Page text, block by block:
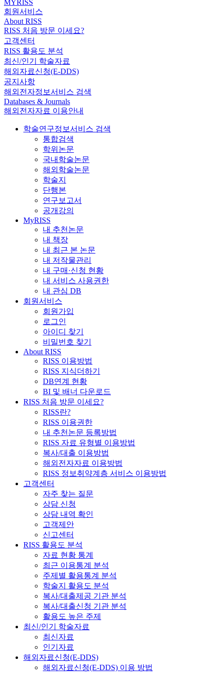
MYRISS
회원서비스
About RISS
RISS 처음 방문 이세요?
고객센터
RISS 활용도 분석
최신/인기 학술자료
해외자료신청(E-DDS)
공지사항
해외전자정보서비스 검색
Databases & Journals
해외전자자료 이용안내
학술연구정보서비스 검색
통합검색
학위논문
국내학술논문
해외학술논문
학술지
단행본
연구보고서
공개강의
MyRISS
내 추천논문
내 책장
내 최근 본 논문
내 저작물관리
내 구매·신청 현황
내 서비스 사용권한
내 관심 DB
회원서비스
회원가입
로그인
아이디 찾기
비밀번호 찾기
About RISS
RISS 이용방법
RISS 지식더하기
DB연계 현황
BI 및 배너 다운로드
RISS 처음 방문 이세요?
RISS란?
RISS 이용권한
내 추천논문 등록방법
RISS 자료 유형별 이용방법
복사/대출 이용방법
해외전자자료 이용방법
RISS 정보취약계층 서비스 이용방법
고객센터
자주 찾는 질문
상담 신청
상담 내역 확인
고객제안
신고센터
RISS 활용도 분석
자료 현황 통계
최근 이용통계 분석
주제별 활용통계 분석
학술지 활용도 분석
복사/대출제공 기관 분석
복사/대출신청 기관 분석
활용도 높은 주제
최신/인기 학술자료
최신자료
인기자료
해외자료신청(E-DDS)
해외자료신청(E-DDS) 이용 방법